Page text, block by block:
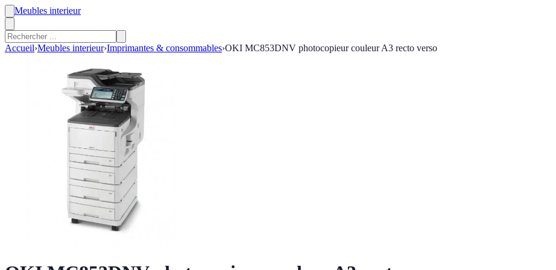
Meubles interieur
Accueil›Meubles interieur›Imprimantes & consommables›OKI MC853DNV photocopieur couleur A3 recto verso